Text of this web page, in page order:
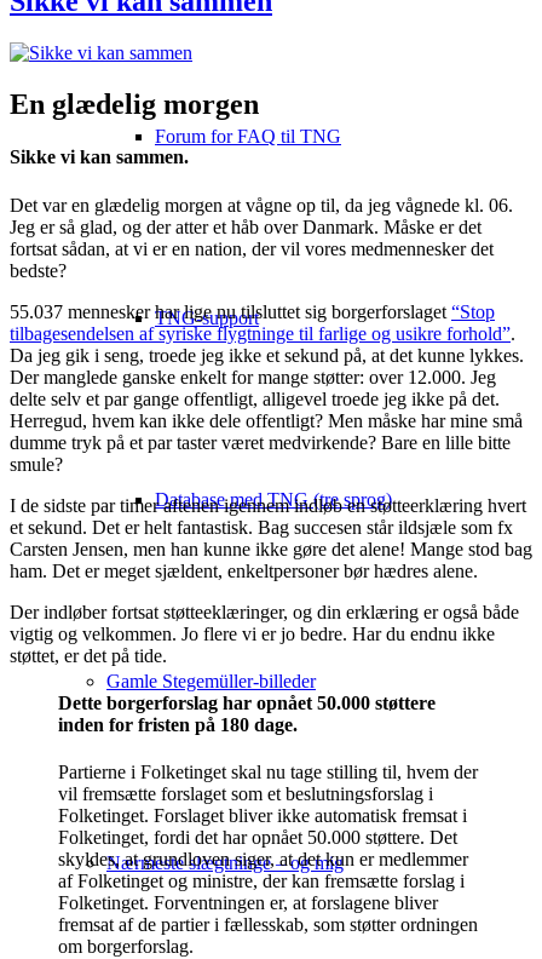
Forum for FAQ til TNG
TNG-support
Database med TNG (tre sprog)
Gamle Stegemüller-billeder
Nærmeste slægtninge – og mig
En glædelig morgen
Sikke vi kan sammen.
Det var en glædelig morgen at vågne op til, da jeg vågnede kl. 06.
Jeg er så glad, og der atter et håb over Danmark. Måske er det
fortsat sådan, at vi er en nation, der vil vores medmennesker det
bedste?
55.037 mennesker har lige nu tilsluttet sig borgerforslaget “Stop
tilbagesendelsen af syriske flygtninge til farlige og usikre forhold”.
Da jeg gik i seng, troede jeg ikke et sekund på, at det kunne lykkes.
Der manglede ganske enkelt for mange støtter: over 12.000. Jeg
delte selv et par gange offentligt, alligevel troede jeg ikke på det.
Herregud, hvem kan ikke dele offentligt? Men måske har mine små
dumme tryk på et par taster været medvirkende? Bare en lille bitte
smule?
I de sidste par timer aftenen igennem indløb en støtteerklæring hvert
et sekund. Det er helt fantastisk. Bag succesen står ildsjæle som fx
Carsten Jensen, men han kunne ikke gøre det alene! Mange stod bag
ham. Det er meget sjældent, enkeltpersoner bør hædres alene.
Der indløber fortsat støtteeklæringer, og din erklæring er også både
vigtig og velkommen. Jo flere vi er jo bedre. Har du endnu ikke
støttet, er det på tide.
Dette borgerforslag har opnået 50.000 støttere
inden for fristen på 180 dage.
Partierne i Folketinget skal nu tage stilling til, hvem der
vil fremsætte forslaget som et beslutningsforslag i
Folketinget. Forslaget bliver ikke automatisk fremsat i
Folketinget, fordi det har opnået 50.000 støttere. Det
skyldes, at grundloven siger, at det kun er medlemmer
af Folketinget og ministre, der kan fremsætte forslag i
Folketinget. Forventningen er, at forslagene bliver
fremsat af de partier i fællesskab, som støtter ordningen
om borgerforslag.